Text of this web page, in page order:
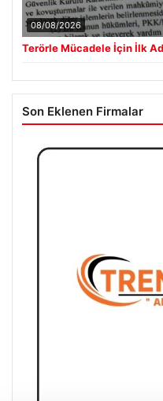
08/08/2026
Terörle Mücadele İçin İlk
Son Eklenen Firmalar